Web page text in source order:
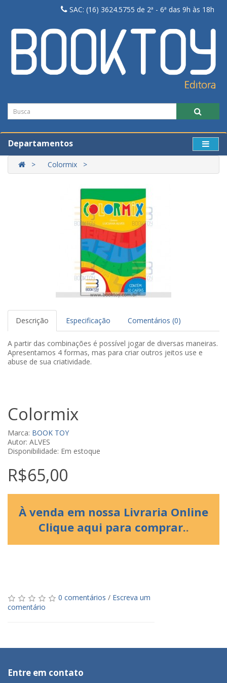
SAC: (16) 3624.5755 de 2ª - 6ª das 9h às 18h
Departamentos
Colormix
Descrição Especificação Comentários (0)
A partir das combinações é possível jogar de diversas maneiras.
Apresentamos 4 formas, mas para criar outros jeitos use e
abuse de sua criatividade.
Colormix
Marca: BOOK TOY
Autor: ALVES
Disponibilidade: Em estoque
R$65,00
À venda em nossa Livraria Online
Clique aqui para comprar..
0 comentários / Escreva um
comentário
Entre em contato